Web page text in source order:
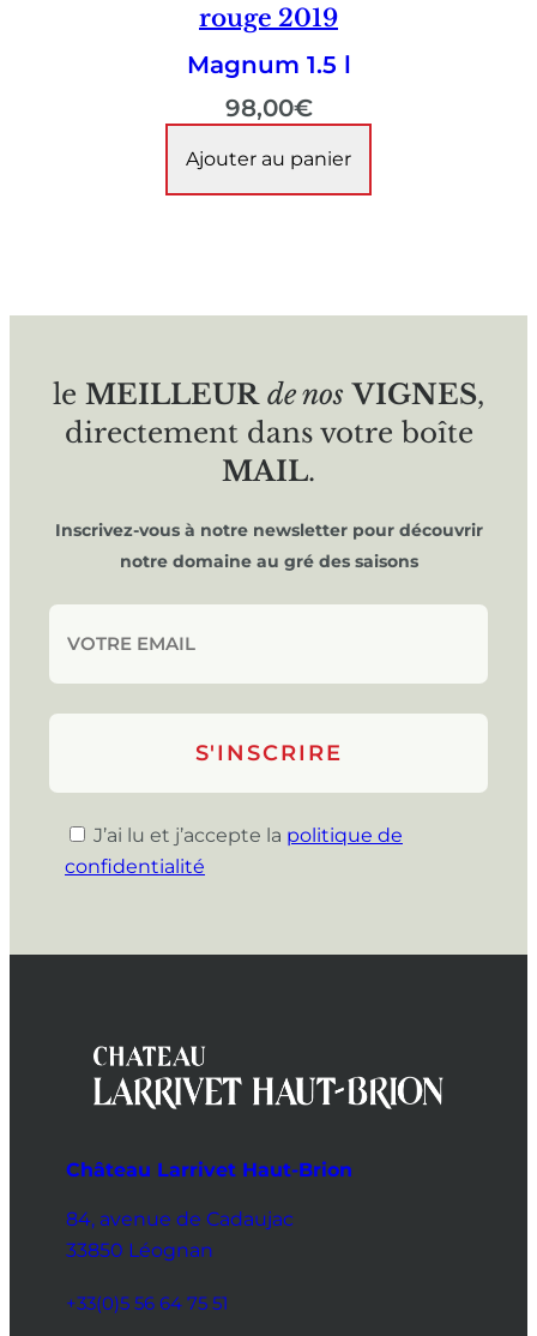
rouge 2019
Magnum 1.5 l
98,00€
Ajouter au panier
le MEILLEUR de nos VIGNES,
directement dans votre boîte
MAIL.
Inscrivez-vous à notre newsletter pour découvrir
notre domaine au gré des saisons
J’ai lu et j’accepte la politique de
confidentialité
Château Larrivet Haut-Brion
84, avenue de Cadaujac
33850 Léognan
+33(0)5 56 64 75 51